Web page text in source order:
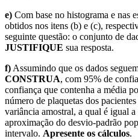
e) Com base no histograma e nas
obtidos nos itens (b) e (c),
seguinte questão: o conjunto de
JUSTIFIQUE sua resposta.
f) Assumindo que os dados
CONSTRUA, com 95% de
confiança que contenha a média
número de plaquetas dos
variância amostral, a qual é igual
aproximação do desvio-padrão
intervalo. Apresente os cálculos.